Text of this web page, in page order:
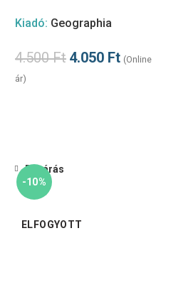
Kiadó: Geographia
4.500Ft 4.050 Ft (Online
ár)
-10%
ELFOGYOTT
Bezárás